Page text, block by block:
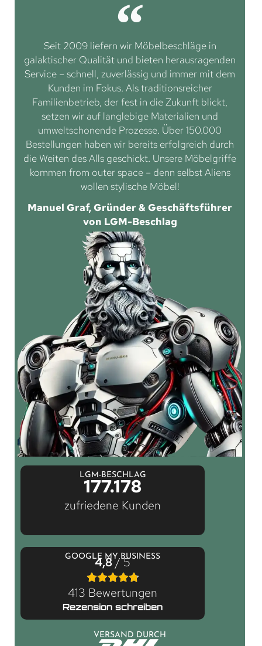
Seit 2009 liefern wir Möbelbeschläge in
galaktischer Qualität und bieten herausragenden
Service – schnell, zuverlässig und immer mit dem
Kunden im Fokus. Als traditionsreicher
Familienbetrieb, der fest in die Zukunft blickt,
setzen wir auf langlebige Materialien und
umweltschonende Prozesse. Über 150.000
Bestellungen haben wir bereits erfolgreich durch
die Weiten des Alls geschickt. Unsere Möbelgriffe
kommen from outer space – denn selbst Aliens
wollen stylische Möbel!
Manuel Graf, Gründer & Geschäftsführer
von LGM-Beschlag
LGM-BESCHLAG
177.178
zufriedene Kunden
GOOGLE MY BUSINESS
4,8/ 5
413 Bewertungen
Rezension schreiben
VERSAND DURCH